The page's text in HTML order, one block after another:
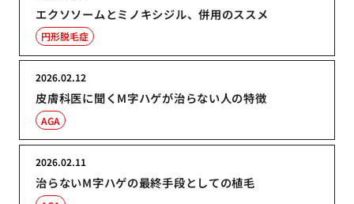
エクソソームとミノキシジル、併用のススメ
円形脱毛症
皮膚科医に聞くM字ハゲが治らない人の特徴
2026.02.12
AGA
治らないM字ハゲの最終手段としての植毛
2026.02.11